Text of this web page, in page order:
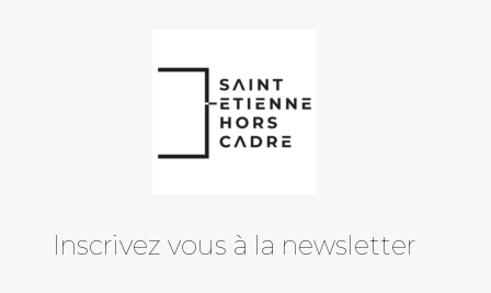
Inscrivez vous à la newsletter